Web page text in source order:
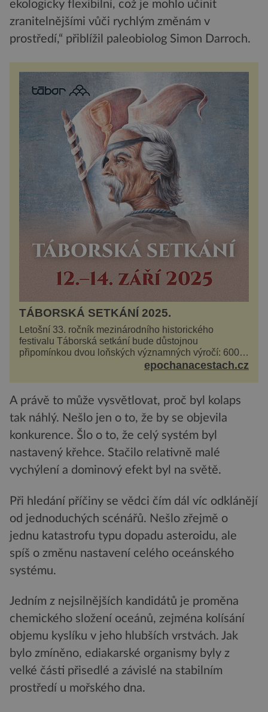
ekologicky flexibilní, což je mohlo učinit
zranitelnějšími vůči rychlým změnám v
prostředí,“ přiblížil paleobiolog Simon Darroch.
TÁBORSKÁ SETKÁNÍ 2025.
Letošní 33. ročník mezinárodního historického
festivalu Táborská setkání bude důstojnou
připomínkou dvou loňských významných výročí: 600
let od úmrtí nikdy v poli neporaženého hejtmana Jana
epochanacestach.cz
A právě to může vysvětlovat, proč byl kolaps
tak náhlý. Nešlo jen o to, že by se objevila
konkurence. Šlo o to, že celý systém byl
nastavený křehce. Stačilo relativně malé
vychýlení a dominový efekt byl na světě.
Při hledání příčiny se vědci čím dál víc odklánějí
od jednoduchých scénářů. Nešlo zřejmě o
jednu katastrofu typu dopadu asteroidu, ale
spíš o změnu nastavení celého oceánského
systému.
Jedním z nejsilnějších kandidátů je proměna
chemického složení oceánů, zejména kolísání
objemu kyslíku v jeho hlubších vrstvách. Jak
bylo zmíněno, ediakarské organismy byly z
velké části přisedlé a závislé na stabilním
prostředí u mořského dna.